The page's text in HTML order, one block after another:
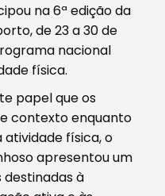
na 6ª edição da
de 23 a 30 de
nacional
física.
papel que os
contexto enquanto
física, o
apresentou um
à